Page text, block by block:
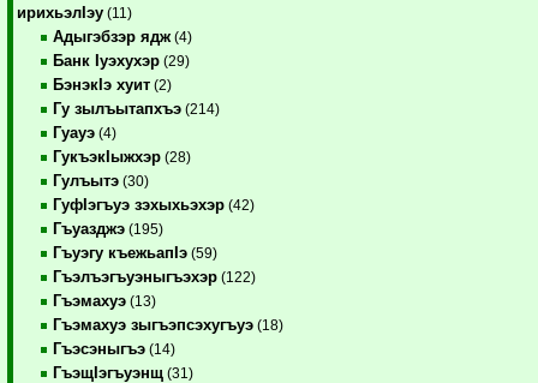
ирихьэлIэу (11)
Адыгэбзэр ядж (4)
Банк Iуэхухэр (29)
БэнэкIэ хуит (2)
Гу зылъытапхъэ (214)
Гуауэ (4)
ГукъэкIыжхэр (28)
Гулъытэ (30)
ГуфIэгъуэ зэхыхьэхэр (42)
Гъуазджэ (195)
Гъуэгу къежьапIэ (59)
Гъэлъэгъуэныгъэхэр (122)
Гъэмахуэ (13)
Гъэмахуэ зыгъэпсэхугъуэ (18)
Гъэсэныгъэ (14)
ГъэщIэгъуэнщ (31)